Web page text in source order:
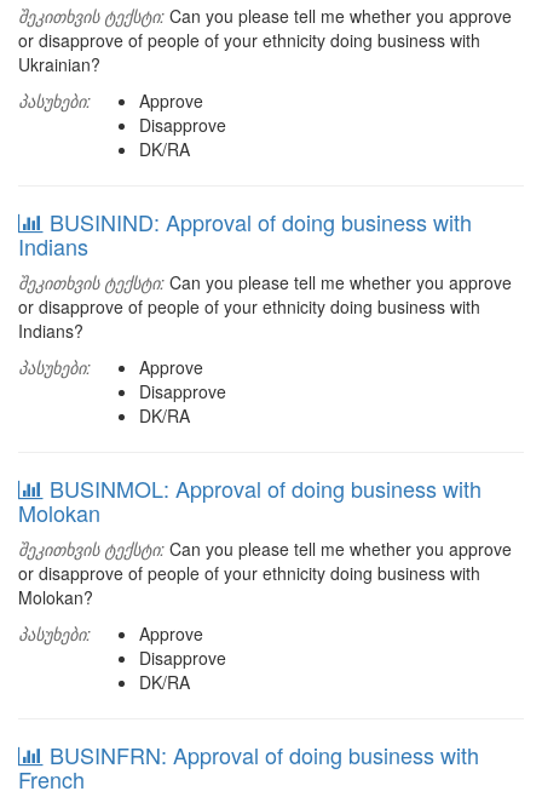
შეკითხვის ტექსტი: Can you please tell me whether you approve
or disapprove of people of your ethnicity doing business with
Ukrainian?
პასუხები:
Approve
Disapprove
DK/RA
BUSININD: Approval of doing business with
Indians
შეკითხვის ტექსტი: Can you please tell me whether you approve
or disapprove of people of your ethnicity doing business with
Indians?
პასუხები:
Approve
Disapprove
DK/RA
BUSINMOL: Approval of doing business with
Molokan
შეკითხვის ტექსტი: Can you please tell me whether you approve
or disapprove of people of your ethnicity doing business with
Molokan?
პასუხები:
Approve
Disapprove
DK/RA
BUSINFRN: Approval of doing business with
French